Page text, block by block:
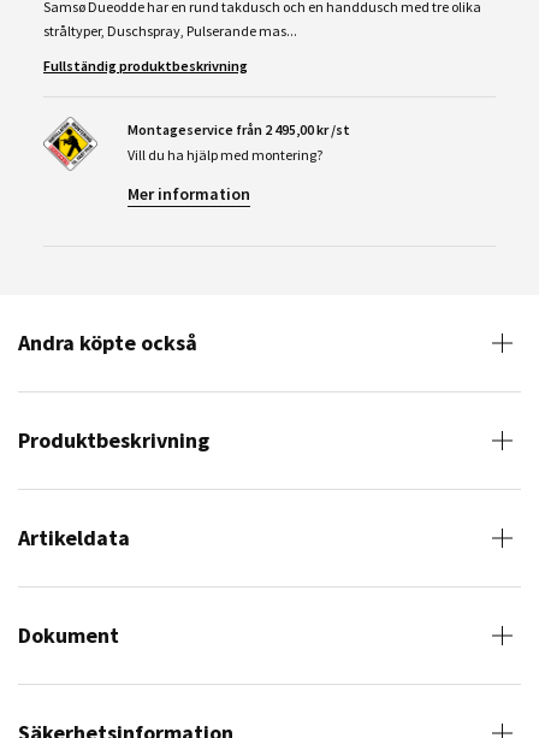
Samsø Dueodde har en rund takdusch och en handdusch med tre olika
stråltyper, Duschspray, Pulserande mas...
Fullständig produktbeskrivning
Montageservice från 2 495,00 kr /st
Vill du ha hjälp med montering?
Mer information
Andra köpte också
Produktbeskrivning
Artikeldata
Dokument